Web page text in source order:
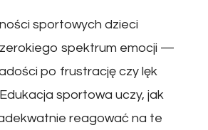
sportowych dzieci
spektrum emocji —
po frustrację czy lęk
sportowa uczy, jak
reagować na te